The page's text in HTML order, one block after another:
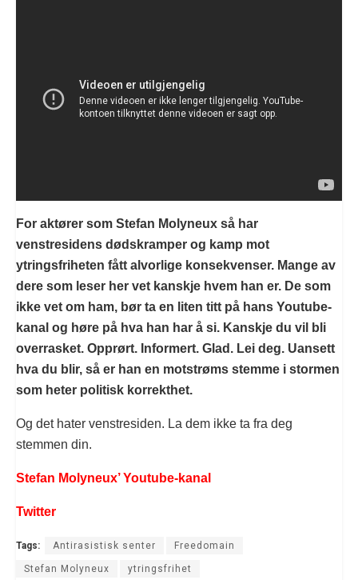
For aktører som Stefan Molyneux så har
venstresidens dødskramper og kamp mot
ytringsfriheten fått alvorlige konsekvenser. Mange av
dere som leser her vet kanskje hvem han er. De som
ikke vet om ham, bør ta en liten titt på hans Youtube-
kanal og høre på hva han har å si. Kanskje du vil bli
overrasket. Opprørt. Informert. Glad. Lei deg. Uansett
hva du blir, så er han en motstrøms stemme i stormen
som heter politisk korrekthet.
Og det hater venstresiden. La dem ikke ta fra deg
stemmen din.
Stefan Molyneux’ Youtube-kanal
Twitter
Tags: Antirasistisk senter Freedomain
Stefan Molyneux ytringsfrihet